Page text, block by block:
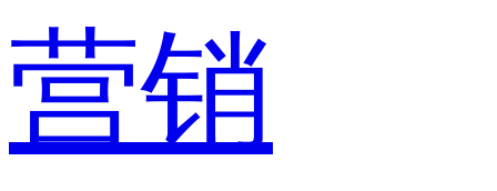
营销